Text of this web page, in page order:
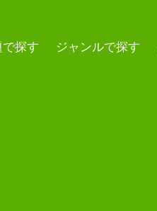
探す ジャンルで探す